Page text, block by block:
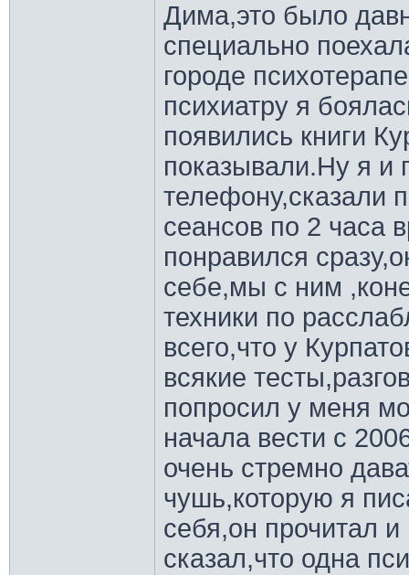
Дима,это было
специально
городе
психиатру я
появились книги
показывали.Ну я и
телефону,сказали
сеансов по 2 часа
понравился
себе,мы с ним
техники по
всего,что у
всякие
попросил у меня
начала вести с
очень стремно
чушь,которую я
себя,он прочитал
сказал,что одна